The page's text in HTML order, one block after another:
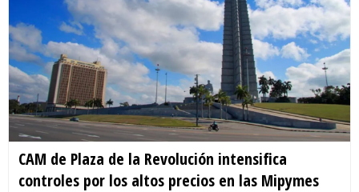
CAM de Plaza de la Revolución intensifica
controles por los altos precios en las Mipymes